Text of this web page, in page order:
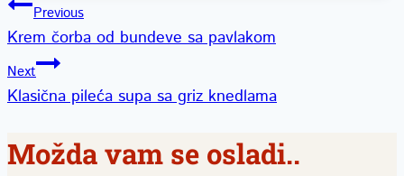
Kretanje
članka
Previous
Krem čorba od bundeve sa pavlakom
Next
Klasična pileća supa sa griz knedlama
Možda vam se osladi..